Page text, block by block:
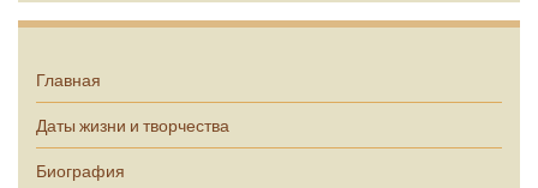
Главная
Даты жизни и творчества
Биография